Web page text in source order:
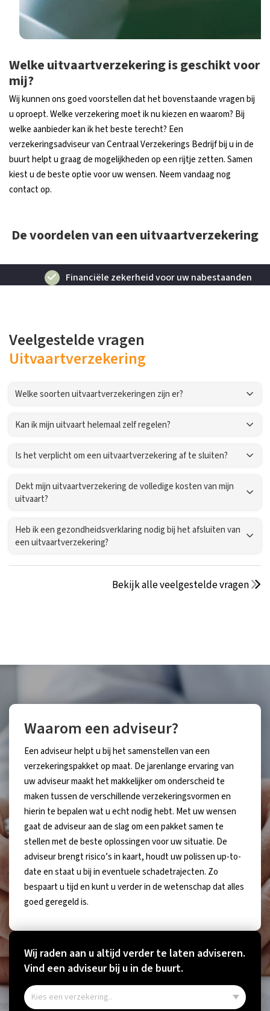
Welke uitvaartverzekering is geschikt voor
mij?
Wij kunnen ons goed voorstellen dat het bovenstaande vragen bij
u oproept. Welke verzekering moet ik nu kiezen en waarom? Bij
welke aanbieder kan ik het beste terecht? Een
verzekeringsadviseur van Centraal Verzekerings Bedrijf bij u in de
buurt helpt u graag de mogelijkheden op een rijtje zetten. Samen
kiest u de beste optie voor uw wensen. Neem vandaag nog
contact op.
De voordelen van een uitvaartverzekering
Financiële zekerheid voor uw nabestaanden
Veelgestelde vragen
Uitvaartverzekering
Welke soorten uitvaartverzekeringen zijn er?
Kan ik mijn uitvaart helemaal zelf regelen?
Is het verplicht om een uitvaartverzekering af te sluiten?
Dekt mijn uitvaartverzekering de volledige kosten van mijn
uitvaart?
Heb ik een gezondheidsverklaring nodig bij het afsluiten van
een uitvaartverzekering?
Bekijk alle veelgestelde vragen
Waarom een adviseur?
Een adviseur helpt u bij het samenstellen van een
verzekeringspakket op maat. De jarenlange ervaring van
uw adviseur maakt het makkelijker om onderscheid te
maken tussen de verschillende verzekeringsvormen en
hierin te bepalen wat u echt nodig hebt. Met uw wensen
gaat de adviseur aan de slag om een pakket samen te
stellen met de beste oplossingen voor uw situatie. De
adviseur brengt risico’s in kaart, houdt uw polissen up-to-
date en staat u bij in eventuele schadetrajecten. Zo
bespaart u tijd en kunt u verder in de wetenschap dat alles
goed geregeld is.
Wij raden aan u altijd verder te laten adviseren.
Vind een adviseur bij u in de buurt.